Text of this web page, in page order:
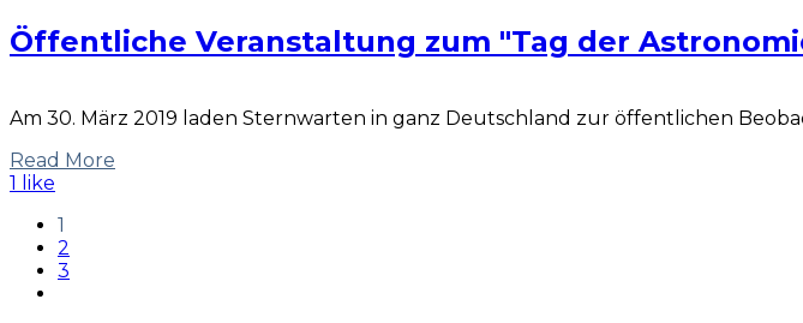
Öffentliche Veranstaltung zum "Tag der
Am 30. März 2019 laden Sternwarten in ganz Deutschland zur öffentlichen
Read More
1 like
1
2
3